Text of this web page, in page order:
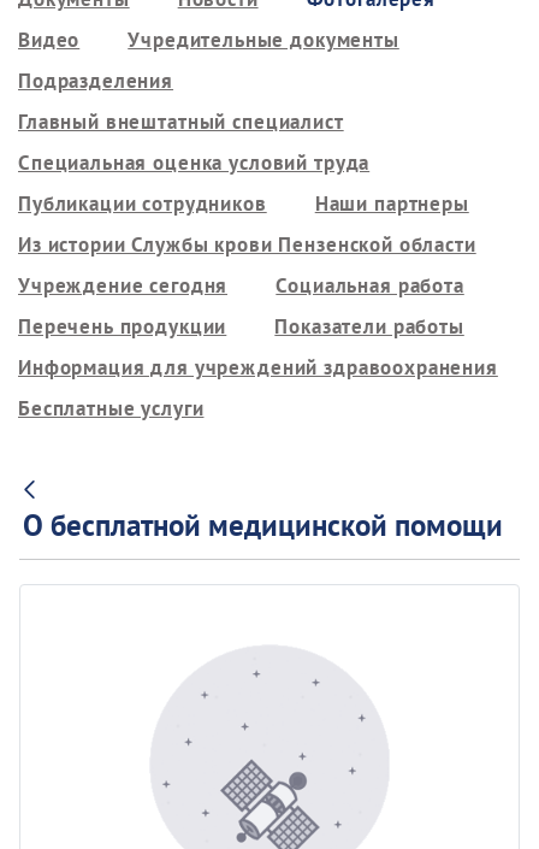
Видео
Учредительные документы
Подразделения
Главный внештатный специалист
Специальная оценка условий труда
Публикации сотрудников
Наши партнеры
Из истории Службы крови Пензенской области
Учреждение сегодня
Социальная работа
Перечень продукции
Показатели работы
Информация для учреждений здравоохранения
Бесплатные услуги
О бесплатной медицинской помощи